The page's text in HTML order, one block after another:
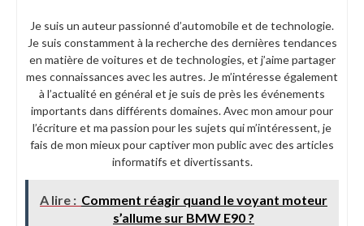
Je suis un auteur passionné d’automobile et de technologie.
Je suis constamment à la recherche des dernières tendances
en matière de voitures et de technologies, et j’aime partager
mes connaissances avec les autres. Je m’intéresse également
à l’actualité en général et je suis de près les événements
importants dans différents domaines. Avec mon amour pour
l’écriture et ma passion pour les sujets qui m’intéressent, je
fais de mon mieux pour captiver mon public avec des articles
informatifs et divertissants.
A lire : Comment réagir quand le voyant moteur
s’allume sur BMW E90 ?